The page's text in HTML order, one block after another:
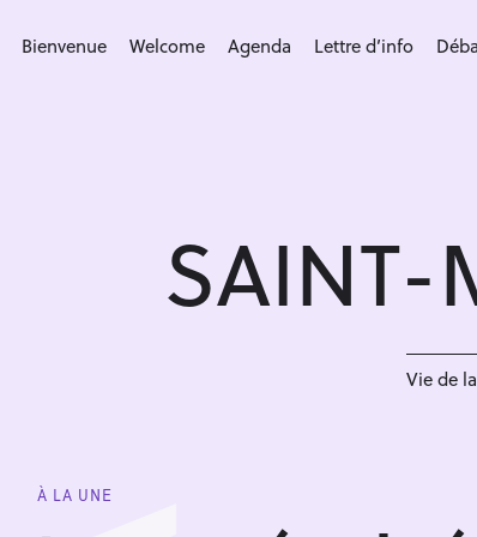
Bienvenue Welcome Agenda Lettre d’info
SAINT-
Vie de
À LA UNE